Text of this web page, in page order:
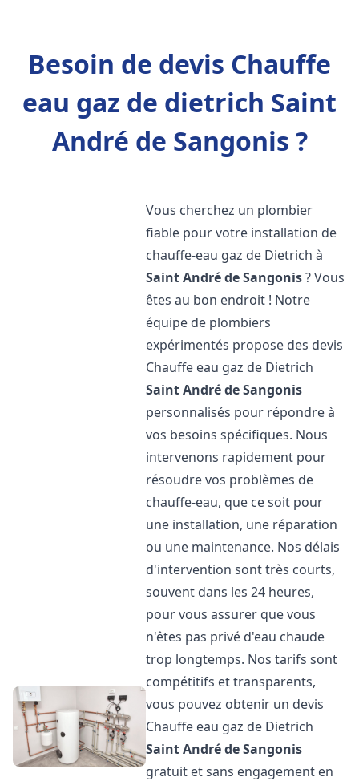
Besoin de devis Chauffe
eau gaz de dietrich Saint
André de Sangonis ?
Vous cherchez un plombier
fiable pour votre installation de
chauffe-eau gaz de Dietrich à
Saint André de Sangonis? Vous
êtes au bon endroit ! Notre
équipe de plombiers
expérimentés propose des devis
Chauffe eau gaz de Dietrich
Saint André de Sangonis
personnalisés pour répondre à
vos besoins spécifiques. Nous
intervenons rapidement pour
résoudre vos problèmes de
chauffe-eau, que ce soit pour
une installation, une réparation
ou une maintenance. Nos délais
d'intervention sont très courts,
souvent dans les 24 heures,
pour vous assurer que vous
n'êtes pas privé d'eau chaude
trop longtemps. Nos tarifs sont
compétitifs et transparents,
vous pouvez obtenir un devis
Chauffe eau gaz de Dietrich
Saint André de Sangonis
gratuit et sans engagement en